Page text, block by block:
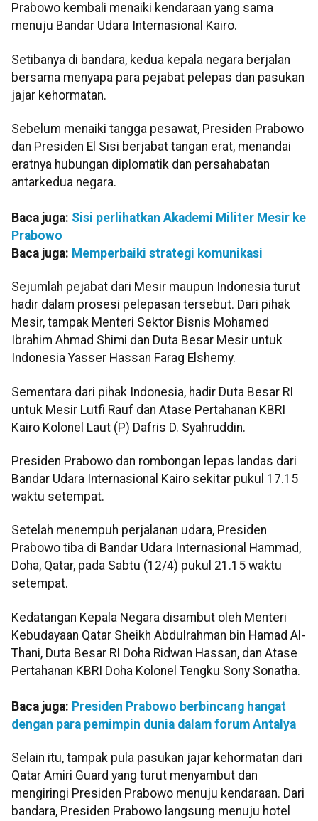
Prabowo kembali menaiki kendaraan yang sama
menuju Bandar Udara Internasional Kairo.
Setibanya di bandara, kedua kepala negara berjalan
bersama menyapa para pejabat pelepas dan pasukan
jajar kehormatan.
Sebelum menaiki tangga pesawat, Presiden Prabowo
dan Presiden El Sisi berjabat tangan erat, menandai
eratnya hubungan diplomatik dan persahabatan
antarkedua negara.
Baca juga: Sisi perlihatkan Akademi Militer Mesir ke
Prabowo
Baca juga: Memperbaiki strategi komunikasi
Sejumlah pejabat dari Mesir maupun Indonesia turut
hadir dalam prosesi pelepasan tersebut. Dari pihak
Mesir, tampak Menteri Sektor Bisnis Mohamed
Ibrahim Ahmad Shimi dan Duta Besar Mesir untuk
Indonesia Yasser Hassan Farag Elshemy.
Sementara dari pihak Indonesia, hadir Duta Besar RI
untuk Mesir Lutfi Rauf dan Atase Pertahanan KBRI
Kairo Kolonel Laut (P) Dafris D. Syahruddin.
Presiden Prabowo dan rombongan lepas landas dari
Bandar Udara Internasional Kairo sekitar pukul 17.15
waktu setempat.
Setelah menempuh perjalanan udara, Presiden
Prabowo tiba di Bandar Udara Internasional Hammad,
Doha, Qatar, pada Sabtu (12/4) pukul 21.15 waktu
setempat.
Kedatangan Kepala Negara disambut oleh Menteri
Kebudayaan Qatar Sheikh Abdulrahman bin Hamad Al-
Thani, Duta Besar RI Doha Ridwan Hassan, dan Atase
Pertahanan KBRI Doha Kolonel Tengku Sony Sonatha.
Baca juga: Presiden Prabowo berbincang hangat
dengan para pemimpin dunia dalam forum Antalya
Selain itu, tampak pula pasukan jajar kehormatan dari
Qatar Amiri Guard yang turut menyambut dan
mengiringi Presiden Prabowo menuju kendaraan. Dari
bandara, Presiden Prabowo langsung menuju hotel